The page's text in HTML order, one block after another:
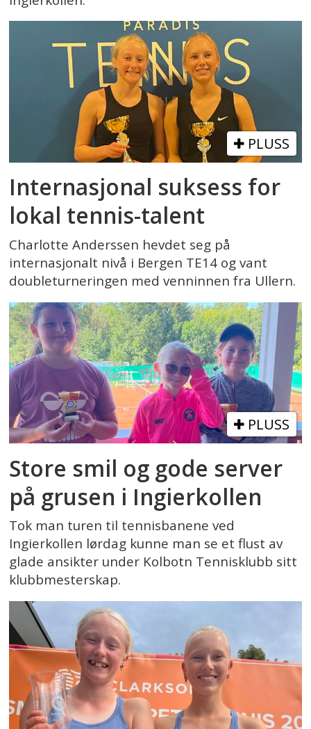
PLUSS
Internasjonal suksess for
lokal tennis-talent
Charlotte Anderssen hevdet seg på
internasjonalt nivå i Bergen TE14 og vant
doubleturneringen med venninnen fra Ullern.
PLUSS
Store smil og gode server
på grusen i Ingierkollen
Tok man turen til tennisbanene ved
Ingierkollen lørdag kunne man se et flust av
glade ansikter under Kolbotn Tennisklubb sitt
klubbmesterskap.